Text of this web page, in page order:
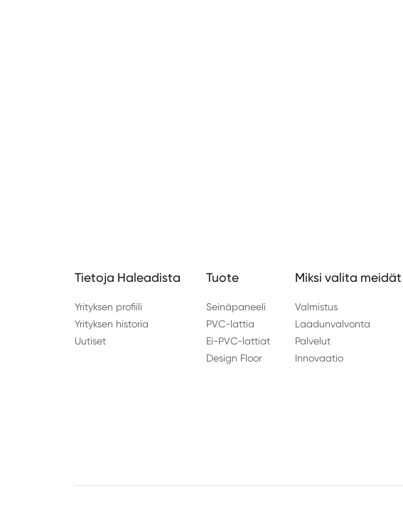
Tietoja Haleadista
Yrityksen profiili
Yrityksen historia
Uutiset
Tuote
Seinäpaneeli
PVC-lattia
Ei-PVC-lattiat
Design Floor
Miksi valita meidät
Valmistus
Laadunvalvonta
Palvelut
Innovaatio